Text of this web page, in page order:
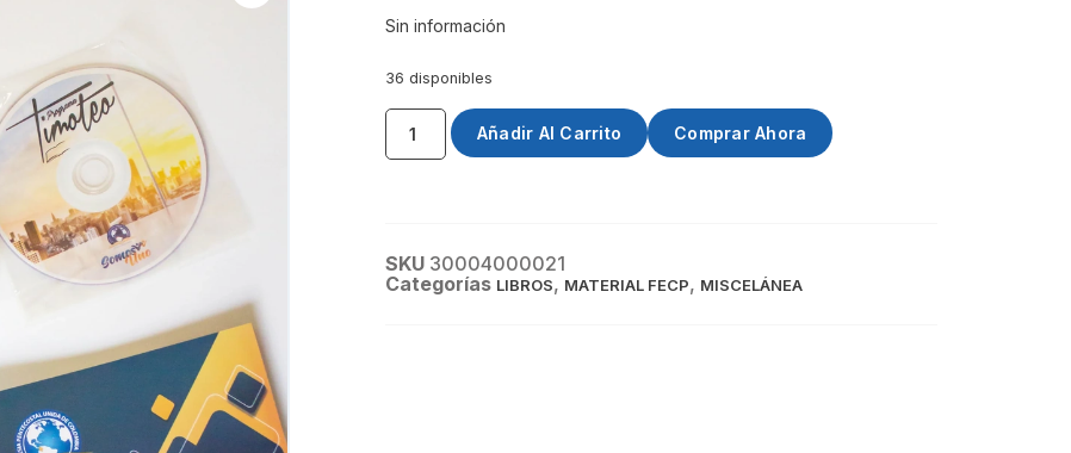
Sin información
36 disponibles
Añadir Al Carrito Comprar Ahora
SKU 30004000021
Categorías LIBROS, MATERIAL FECP, MISCELÁNEA